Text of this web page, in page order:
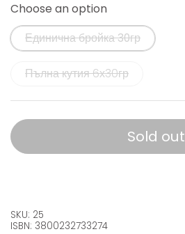
Choose an option
Единична бройка 30гр
Пълна кутия 6х30гр
Sold out
SKU: 25
ISBN: 3800232733274